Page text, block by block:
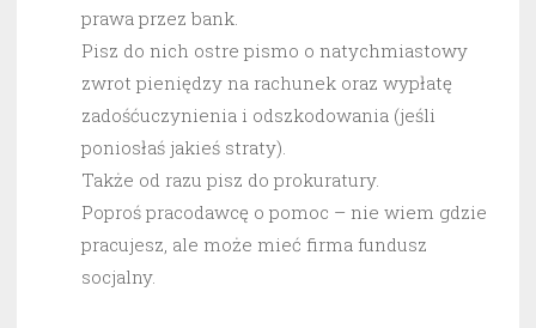
prawa przez bank.
Pisz do nich ostre pismo o natychmiastowy
zwrot pieniędzy na rachunek oraz wypłatę
zadośćuczynienia i odszkodowania (jeśli
poniosłaś jakieś straty).
Także od razu pisz do prokuratury.
Poproś pracodawcę o pomoc – nie wiem gdzie
pracujesz, ale może mieć firma fundusz
socjalny.